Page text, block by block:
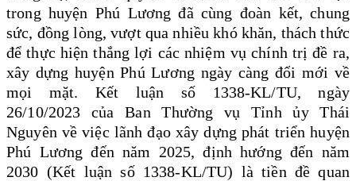
trong huyện Phú Lương đã cùng đoàn kết, chung
sức, đồng lòng, vượt qua nhiều khó khăn, thách thức
để thực hiện thắng lợi các nhiệm vụ chính trị đề ra,
xây dựng huyện Phú Lương ngày càng đổi mới về
mọi mặt. Kết luận số 1338-KL/TU, ngày
26/10/2023 của Ban Thường vụ Tỉnh ủy Thái
Nguyên về việc lãnh đạo xây dựng phát triển huyện
Phú Lương đến năm 2025, định hướng đến năm
2030 (Kết luận số 1338-KL/TU) là tiền đề quan